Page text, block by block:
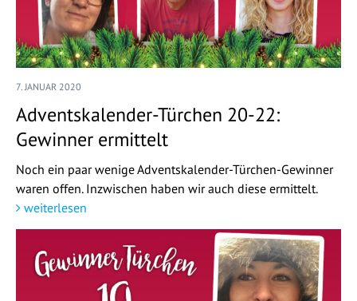
7. JANUAR 2020
Adventskalender-Türchen 20-22:
Gewinner ermittelt
Noch ein paar wenige Adventskalender-Türchen-Gewinner
waren offen. Inzwischen haben wir auch diese ermittelt.
weiterlesen